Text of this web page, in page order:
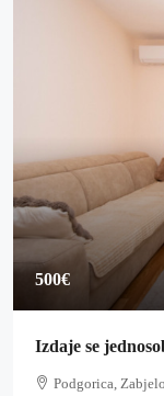
500€
Izdaje se
Podgorica, Zabjelo